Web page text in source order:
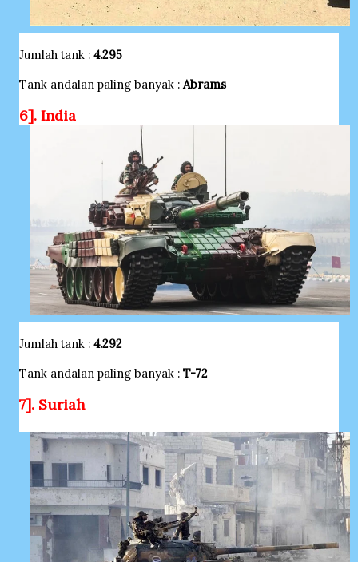
Jumlah tank : 4.295
Tank andalan paling banyak :Abrams
6]. India
Jumlah tank : 4.292
Tank andalan paling banyak : T-72
7]. Suriah